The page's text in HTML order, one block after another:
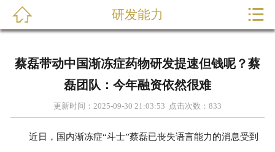
产品展示
新闻动态
研发能力
 研发能力 
蔡磊带动中国渐冻症药物研发提速但钱呢？蔡
磊团队：今年融资依然很难
更新时间：2025-09-30 21:03:53 点击次数： 833
近日，国内渐冻症“斗士”蔡磊已丧失语言能力的消息受到